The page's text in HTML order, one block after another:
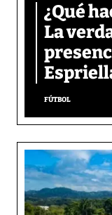
¿Qué
La
FÚTBOL